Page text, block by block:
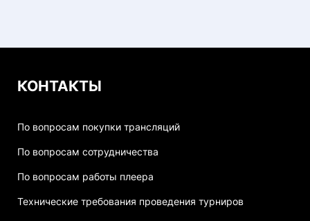
КОНТАКТЫ
По вопросам покупки трансляций
По вопросам сотрудничества
По вопросам работы плеера
Технические требования проведения турниров